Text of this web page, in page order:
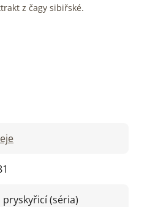
z čagy sibiřské.
pryskyřicí (séria)